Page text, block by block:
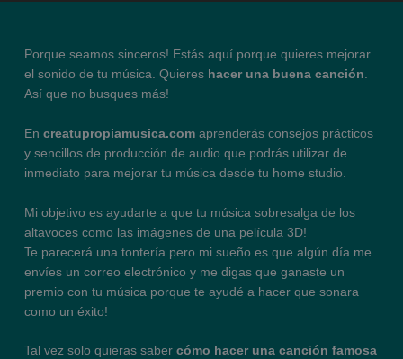
Porque seamos sinceros! Estás aquí porque quieres mejorar
el sonido de tu música. Quieres hacer una buena canción
Así que no busques más!
Encreatupropiamusica.com aprenderás consejos prácticos
y sencillos de producción de audio que podrás utilizar de
inmediato para mejorar tu música desde tu home studio.
Mi objetivo es ayudarte a que tu música sobresalga de los
altavoces como las imágenes de una película 3D!
Te parecerá una tontería pero mi sueño es que algún día me
envíes un correo electrónico y me digas que ganaste un
premio con tu música porque te ayudé a hacer que sonara
como un éxito!
Tal vez solo quieras sabercómo hacer una canción famosa